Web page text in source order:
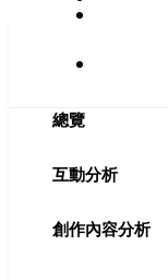
總覽
互動分析
創作內容分析